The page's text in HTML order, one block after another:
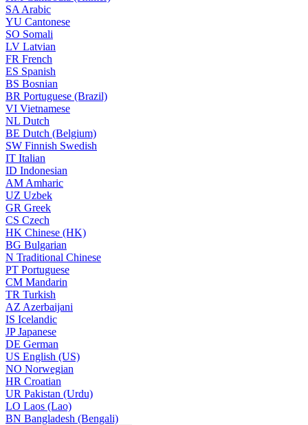
SA Arabic
YU Cantonese
SO Somali
LV Latvian
FR French
ES Spanish
BS Bosnian
BR Portuguese (Brazil)
VI Vietnamese
NL Dutch
BE Dutch (Belgium)
SW Finnish Swedish
IT Italian
ID Indonesian
AM Amharic
UZ Uzbek
GR Greek
CS Czech
HK Chinese (HK)
BG Bulgarian
N Traditional Chinese
PT Portuguese
CM Mandarin
TR Turkish
AZ Azerbaijani
IS Icelandic
JPJapanese
DE German
US English (US)
NO Norwegian
HR Croatian
UR Pakistan (Urdu)
LO Laos (Lao)
BN Bangladesh (Bengali)